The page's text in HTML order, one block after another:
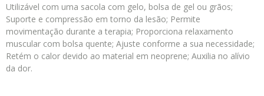
Utilizável com uma sacola com gelo, bolsa de gel ou grãos;
Suporte e compressão em torno da lesão; Permite
movimentação durante a terapia; Proporciona relaxamento
muscular com bolsa quente; Ajuste conforme a sua necessidade;
Retém o calor devido ao material em neoprene; Auxilia no alívio
da dor.